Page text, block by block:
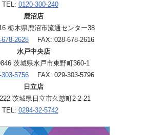
TEL: 0120-300-240
鹿沼店
栃木県鹿沼市流通センター38
678-2628 FAX: 028-678-2616
水戸中央店
茨城県水戸市東野町360-1
303-5756 FAX: 029-303-5796
日立店
茨城県日立市久慈町2-2-21
TEL: 0294-32-5742